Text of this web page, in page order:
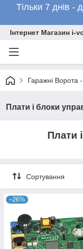
Тільки 7 днів -
Інтернет Магазин i-
Гаражні Ворота
Плати і блоки
Плати
Сортування
–26%